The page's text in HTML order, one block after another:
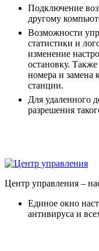
Подключение
другому
Возможности
статистики и
изменение
остановку.
номера и замена
станции.
Для удаленного
разрешения
Центр управления –
Единое окно
антивируса и